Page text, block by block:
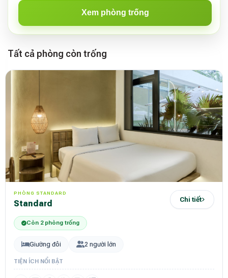
Xem phòng trống
Tất cả phòng còn trống
PHÒNG STANDARD
Standard Chi tiết
Còn 2 phòng trống
Giường đôi 2 người lớn
TIỆN ÍCH NỔI BẬT